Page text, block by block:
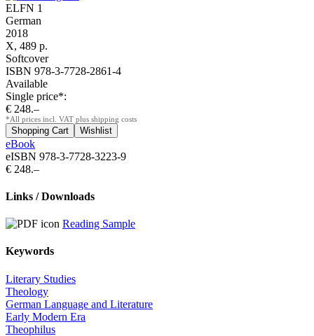
ELFN 1
German
2018
X, 489 p.
Softcover
ISBN 978-3-7728-2861-4
Available
Single price*:
€ 248.–
*All prices incl. VAT plus shipping costs
eBook
eISBN 978-3-7728-3223-9
€ 248.–
Links / Downloads
Reading Sample
Keywords
Literary Studies
Theology
German Language and Literature
Early Modern Era
Theophilus